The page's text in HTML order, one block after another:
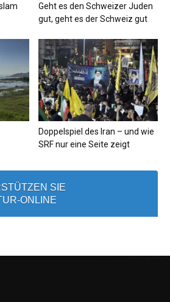
Geht es den Schweizer Juden
gut, geht es der Schweiz gut
Doppelspiel des Iran – und wie
SRF nur eine Seite zeigt
SIE
ONLINE